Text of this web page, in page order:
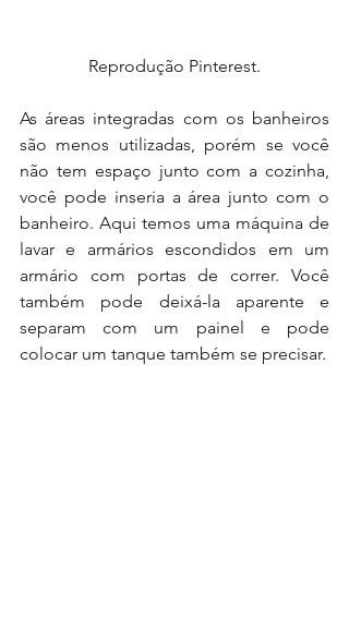
Reprodução Pinterest.
As áreas integradas com os banheiros
são menos utilizadas, porém se você
não tem espaço junto com a cozinha,
você pode inseria a área junto com o
banheiro. Aqui temos uma máquina de
lavar e armários escondidos em um
armário com portas de correr. Você
também pode deixá-la aparente e
separam com um painel e pode
colocar um tanque também se precisar.